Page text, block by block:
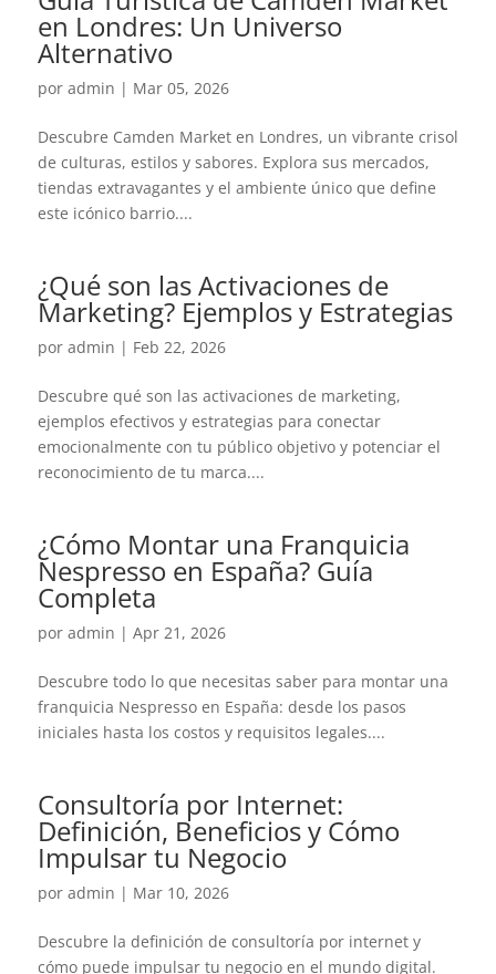
en Londres: Un Universo
Alternativo
por admin | Mar 05, 2026
Descubre Camden Market en Londres, un vibrante crisol
de culturas, estilos y sabores. Explora sus mercados,
tiendas extravagantes y el ambiente único que define
este icónico barrio....
¿Qué son las Activaciones de
Marketing? Ejemplos y Estrategias
por admin | Feb 22, 2026
Descubre qué son las activaciones de marketing,
ejemplos efectivos y estrategias para conectar
emocionalmente con tu público objetivo y potenciar el
reconocimiento de tu marca....
¿Cómo Montar una Franquicia
Nespresso en España? Guía
Completa
por admin | Apr 21, 2026
Descubre todo lo que necesitas saber para montar una
franquicia Nespresso en España: desde los pasos
iniciales hasta los costos y requisitos legales....
Consultoría por Internet:
Definición, Beneficios y Cómo
Impulsar tu Negocio
por admin | Mar 10, 2026
Descubre la definición de consultoría por internet y
cómo puede impulsar tu negocio en el mundo digital.